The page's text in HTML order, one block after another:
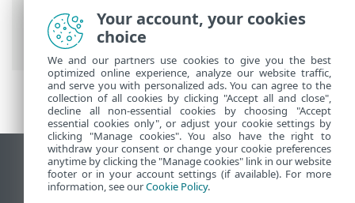
设置>设备保护 >文件系统实时防护>
ThreatSense> 不扫描的文件扩展名
查看桌面站点
End of Life
Your account, your cookies
choice
We and our partners use cookies to give you the best
optimized online experience, analyze our website traffic,
and serve you with personalized ads. You can agree to the
collection of all cookies by clicking "Accept all and close",
decline all non-essential cookies by choosing "Accept
essential cookies only", or adjust your cookie settings by
clicking "Manage cookies". You also have the right to
withdraw your consent or change your cookie preferences
anytime by clicking the "Manage cookies" link in our website
footer or in your account settings (if available). For more
information, see ourCookie Policy.